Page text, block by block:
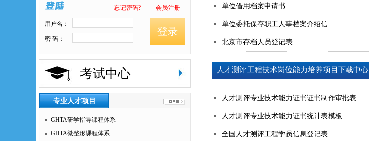
单位借用档案申请书
单位委托保存职工人事档案介绍信
北京市存档人员登记表
人才测评工程技术岗位能力培养项目下载中心
人才测评专业技术能力证书证书制作审批表
人才测评专业技术能力证书统计表模板
全国人才测评工程学员信息登记表
忘记密码? 会员注册
登录
用户名：
密 码：
考试中心
专业人才项目
GHTA研学指导课程体系
GHTA微整形课程体系